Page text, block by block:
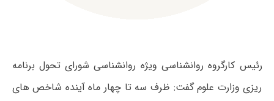
رئیس کارگروه روانشناسی ویژه روانشناسی شورای تحول برنامه
ریزی وزارت علوم گفت: ظرف سه تا چهار ماه آینده شاخص های